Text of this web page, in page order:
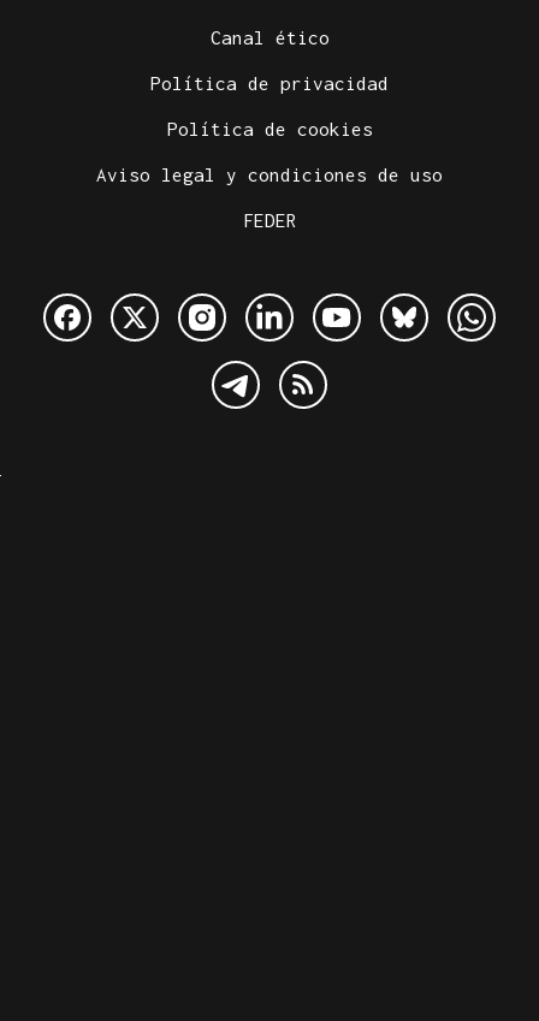
Canal ético
Política de privacidad
Política de cookies
Aviso legal y condiciones de uso
FEDER